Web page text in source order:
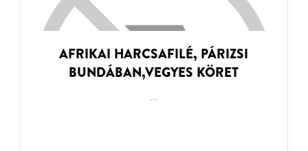
AFRIKAI HARCSAFILÉ, PÁRIZSI
BUNDÁBAN,VEGYES KÖRET
...